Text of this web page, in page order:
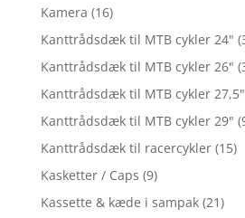
Kamera (16)
Kanttrådsdæk til MTB cykler 24"
Kanttrådsdæk til MTB cykler 26"
Kanttrådsdæk til MTB cykler
Kanttrådsdæk til MTB cykler 29"
Kanttrådsdæk til racercykler (15)
Kasketter / Caps (9)
Kassette & kæde i sampak (21)